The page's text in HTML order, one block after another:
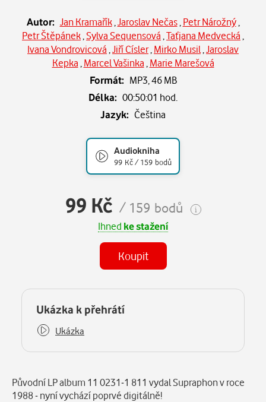
Autor: Jan Kramařík, Jaroslav Nečas, Petr Nárožný,
Petr Štěpánek Sylva Sequensová Taťjana Medvecká
Ivana Vondrovicová Jiří Císler, Mirko Musil Jaroslav
Kepka Marcel Vašinka Marie Marešová
Formát: MP3, 46 MB
Délka: 00:50:01 hod.
Jazyk: Čeština
Audiokniha
99 Kč / 159 bodů
99 Kč / 159 bodů
Ihned ke stažení
Koupit
Některé kapitoly již máte zakoupeny.
Ukázka k přehrátí
Ukázka
Popis
Původní LP album 11 0231-1 811 vydal Supraphon v roce
1988 - nyní vychází poprvé digitálně!